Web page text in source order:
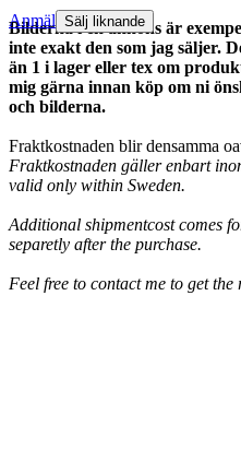
Bilderna i en annons är
inte exakt den som jag säljer.
än 1 i lager eller tex om
mig gärna innan köp om ni
och bilderna.
Fraktkostnaden blir densamma
Fraktkostnaden gäller enbart
valid only within Sweden.
Additional shipmentcost comes
separetly after the purchase.
Feel free to contact me to get
Anmäl Sälj liknande